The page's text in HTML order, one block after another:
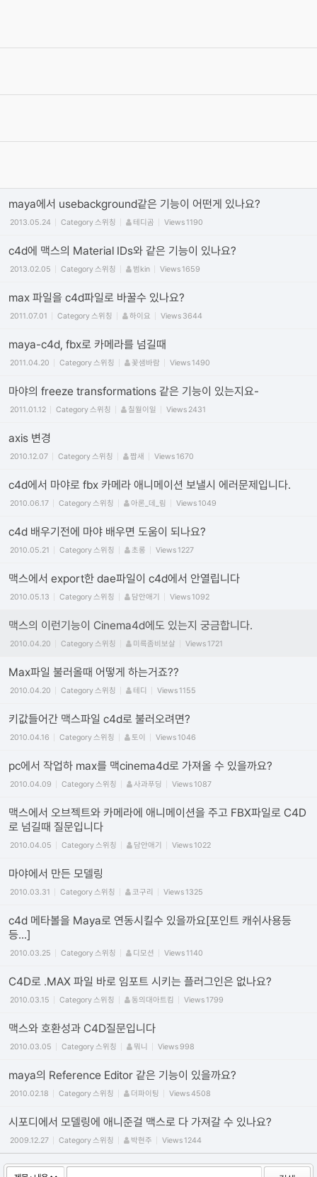
maya에서 usebackground같은 기능이 어떤게 있나요?
2013.05.24 Category스위칭 테디곰 Views1190
c4d에 맥스의 Material IDs와 같은 기능이 있나요?
2013.02.05 Category스위칭 범kin Views1659
max 파일을 c4d파일로 바꿀수 있나요?
2011.07.01 Category스위칭 하이요 Views 3644
maya-c4d, fbx로 카메라를 넘길때
2011.04.20 Category스위칭 꽃샘바람 Views1490
마야의 freeze transformations 같은 기능이 있는지요-
2011.01.12 Category스위칭 칠월이일 Views 2431
axis 변경
2010.12.07 Category스위칭 짭새 Views1670
c4d에서 마야로 fbx 카메라 애니메이션 보낼시 에러문제입니다.
2010.06.17 Category스위칭 아론_데_림 Views1049
c4d 배우기전에 마야 배우면 도움이 되나요?
2010.05.21 Category스위칭 초롱 Views1227
맥스에서 export한 dae파일이 c4d에서 안열립니다
2010.05.13 Category스위칭 담안애기 Views1092
맥스의 이런기능이 Cinema4d에도 있는지 궁금합니다.
2010.04.20 Category스위칭 미륵좀비보살 Views 1721
Max파일 불러올때 어떻게 하는거죠??
2010.04.20 Category스위칭 테디 Views1155
키값들어간 맥스파일 c4d로 불러오려면?
2010.04.16 Category스위칭 토이 Views1046
pc에서 작업하 max를 맥cinema4d로 가져올 수 있을까요?
2010.04.09 Category스위칭 사과푸딩 Views1087
맥스에서 오브젝트와 카메라에 애니메이션을 주고 FBX파일로 C4D
로 넘길때 질문입니다
2010.04.05 Category스위칭 담안애기 Views1022
마야에서 만든 모델링
2010.03.31 Category스위칭 코구리 Views1325
c4d 메타볼을 Maya로 연동시킬수 있을까요[포인트 캐쉬사용등
등...]
2010.03.25 Category스위칭 디모션 Views1140
C4D로 .MAX 파일 바로 임포트 시키는 플러그인은 없나요?
2010.03.15 Category스위칭 동의대아트킴 Views1799
맥스와 호환성과 C4D질문입니다
2010.03.05 Category스위칭 뭐니 Views998
maya의 Reference Editor 같은 기능이 있을까요?
2010.02.18 Category스위칭 더파이팅 Views4508
시포디에서 모델링에 애니준걸 맥스로 다 가져갈 수 있나요?
2009.12.27 Category스위칭 박현주 Views1244